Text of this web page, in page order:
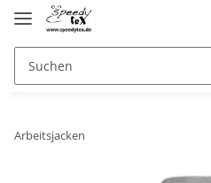
Arbeitsjacken